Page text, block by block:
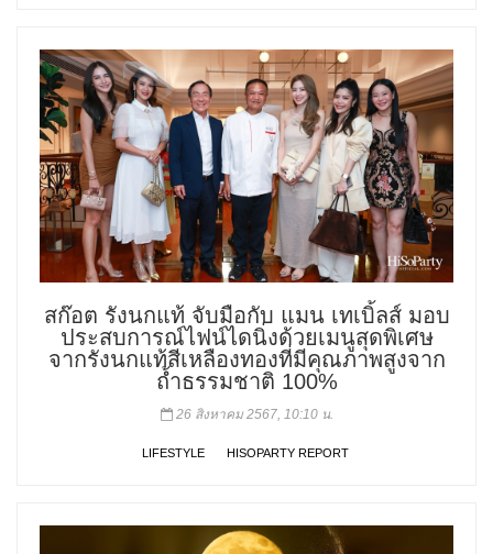
สก๊อต รังนกแท้ จับมือกับ แมน เทเบิ้ลส์ มอบ
ประสบการณ์ไฟน์ไดนิ่งด้วยเมนูสุดพิเศษ
จากรังนกแท้สีเหลืองทองที่มีคุณภาพสูงจาก
ถ้ำธรรมชาติ 100%
26 สิงหาคม 2567, 10:10 น.
LIFESTYLE HISOPARTY REPORT